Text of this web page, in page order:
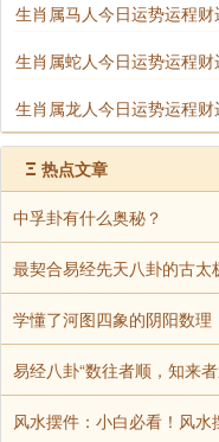
生肖属马人今日运势运程
生肖属蛇人今日运势运程
生肖属龙人今日运势运程
Ξ 热点文章
中孚卦有什么奥秘？
最契合易经先天八卦的古
学懂了河图四象的阴阳数
易经八卦“数往者顺，知来
风水摆件：小白必看！风